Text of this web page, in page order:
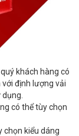
khách hàng có
định lượng vải
có thể tùy chọn
chọn kiểu dáng